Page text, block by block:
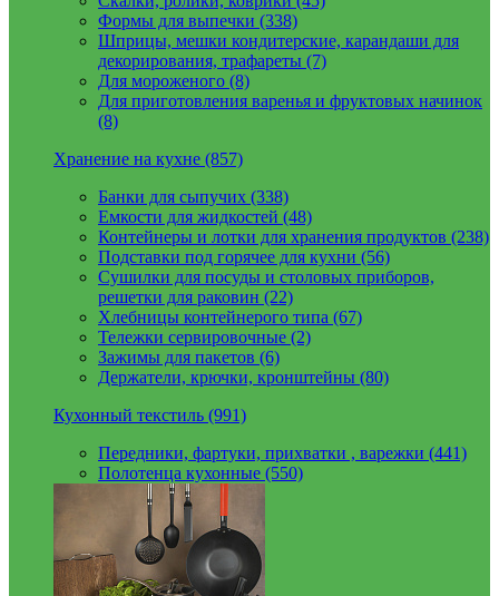
Формы для выпечки (338)
Шприцы, мешки кондитерские, карандаши для
декорирования, трафареты (7)
Для мороженого (8)
Для приготовления варенья и фруктовых начинок
(8)
Хранение на кухне (857)
Банки для сыпучих (338)
Емкости для жидкостей (48)
Контейнеры и лотки для хранения продуктов (238)
Подставки под горячее для кухни (56)
Сушилки для посуды и столовых приборов,
решетки для раковин (22)
Хлебницы контейнерого типа (67)
Тележки сервировочные (2)
Зажимы для пакетов (6)
Держатели, крючки, кронштейны (80)
Кухонный текстиль (991)
Передники, фартуки, прихватки , варежки (441)
Полотенца кухонные (550)